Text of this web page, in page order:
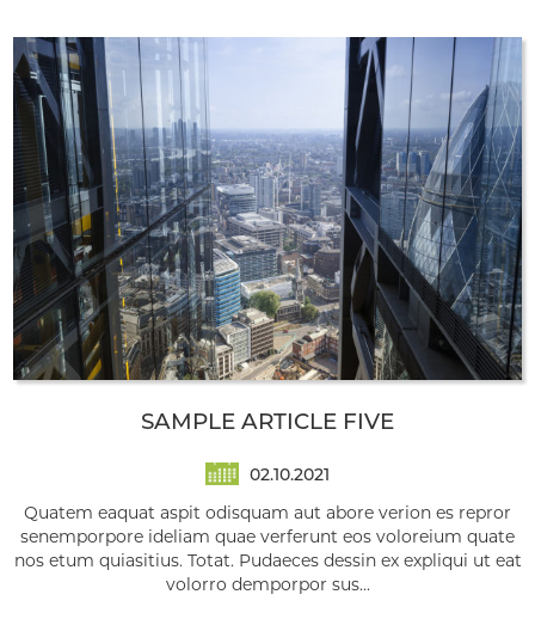
SAMPLE ARTICLE FIVE
02.10.2021
Quatem eaquat aspit odisquam aut abore verion es repror
senemporpore ideliam quae verferunt eos voloreium quate
nos etum quiasitius. Totat. Pudaeces dessin ex expliqui ut eat
volorro demporpor sus...